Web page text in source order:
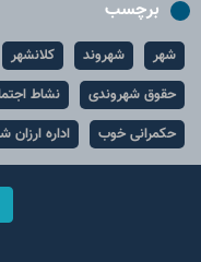
برچسب
شهر شهروند کلانشهر
حقوق شهروندی
نشاط
حکمرانی خوب
اداره ارزان